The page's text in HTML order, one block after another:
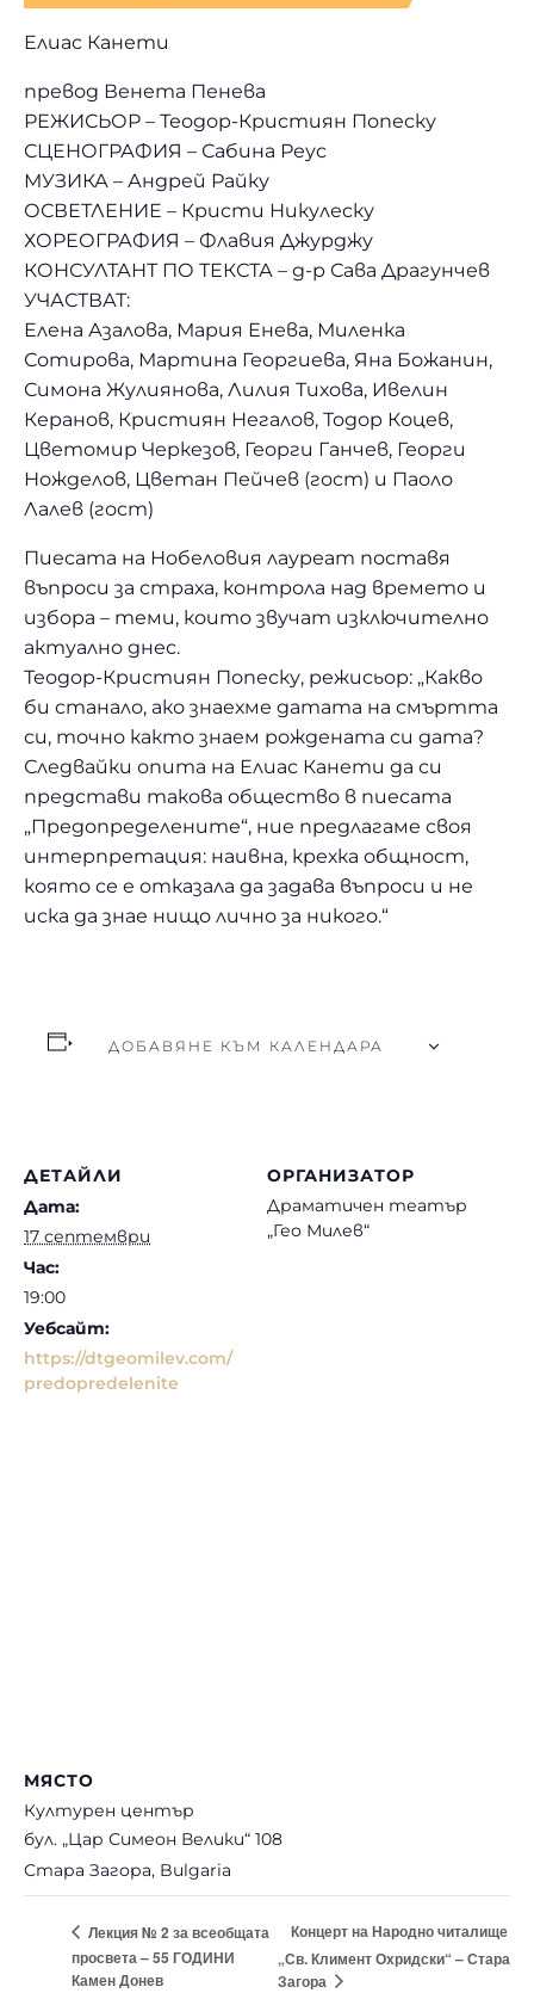
Елиас Канети
превод Венета Пенева
РЕЖИСЬОР – Теодор-Кристиян Попеску
СЦЕНОГРАФИЯ – Сабина Реус
МУЗИКА – Андрей Райку
ОСВЕТЛЕНИЕ – Кристи Никулеску
ХОРЕОГРАФИЯ – Флавия Джурджу
КОНСУЛТАНТ ПО ТЕКСТА – д-р Сава Драгунчев
УЧАСТВАТ:
Елена Азалова, Мария Енева, Миленка
Сотирова, Мартина Георгиева, Яна Божанин,
Симона Жулиянова, Лилия Тихова, Ивелин
Керанов, Кристиян Негалов, Тодор Коцев,
Цветомир Черкезов, Георги Ганчев, Георги
Ножделов, Цветан Пейчев (гост) и Паоло
Лалев (гост)
Пиесата на Нобеловия лауреат поставя
въпроси за страха, контрола над времето и
избора – теми, които звучат изключително
актуално днес.
Теодор-Кристиян Попеску, режисьор: „Какво
би станало, ако знаехме датата на смъртта
си, точно както знаем рождената си дата?
Следвайки опита на Елиас Канети да си
представи такова общество в пиесата
„Предопределените“, ние предлагаме своя
интерпретация: наивна, крехка общност,
която се е отказала да задава въпроси и не
иска да знае нищо лично за никого.“
ДОБАВЯНЕ КЪМ КАЛЕНДАРА
ДЕТАЙЛИ
Дата:
17 септември
Час:
19:00
Уебсайт:
https://dtgeomilev.com/
predopredelenite
ОРГАНИЗАТОР
Драматичен театър
„Гео Милев“
МЯСТО
Културен център
бул. „Цар Симеон Велики“ 108
Стара Загора, Bulgaria
Лекция № 2 за всеобщата
просвета – 55 ГОДИНИ
Камен Донев
Концерт на Народно читалище
„Св. Климент Охридски“ – Стара
Загора